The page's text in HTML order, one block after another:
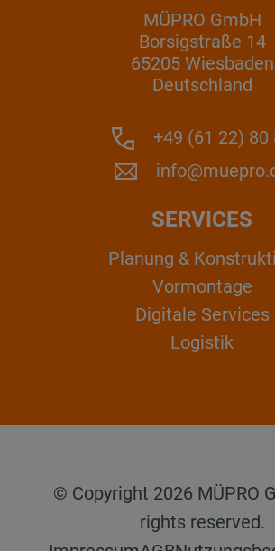
MÜPRO GmbH
Borsigstraße 14
65205 Wiesbaden
Deutschland
+49 (61 22) 80
SERVICES
Planung &
Vormontage
Digitale Services
Logistik
© Copyright 2026 MÜPRO
rights reserved.